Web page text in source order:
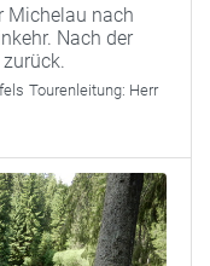
Michelau nach
Nach der
Tourenleitung: Herr